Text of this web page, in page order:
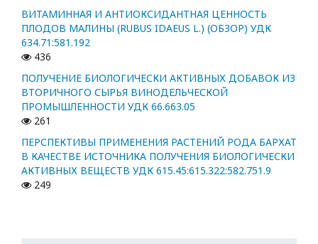
ВИТАМИННАЯ И АНТИОКСИДАНТНАЯ ЦЕННОСТЬ
ПЛОДОВ МАЛИНЫ (RUBUS IDAEUS L.) (ОБЗОР) УДК
634.71:581.192
436
ПОЛУЧЕНИЕ БИОЛОГИЧЕСКИ АКТИВНЫХ ДОБАВОК ИЗ
ВТОРИЧНОГО СЫРЬЯ ВИНОДЕЛЬЧЕСКОЙ
ПРОМЫШЛЕННОСТИ УДК 66.663.05
261
ПЕРСПЕКТИВЫ ПРИМЕНЕНИЯ РАСТЕНИЙ РОДА БАРХАТ
В КАЧЕСТВЕ ИСТОЧНИКА ПОЛУЧЕНИЯ БИОЛОГИЧЕСКИ
АКТИВНЫХ ВЕЩЕСТВ УДК 615.45:615.322:582.751.9
249